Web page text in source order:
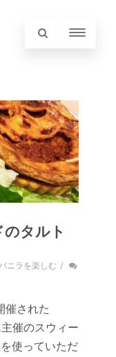
タルト
バニラを楽しむ /
催された
催のスウィー
使っていただ